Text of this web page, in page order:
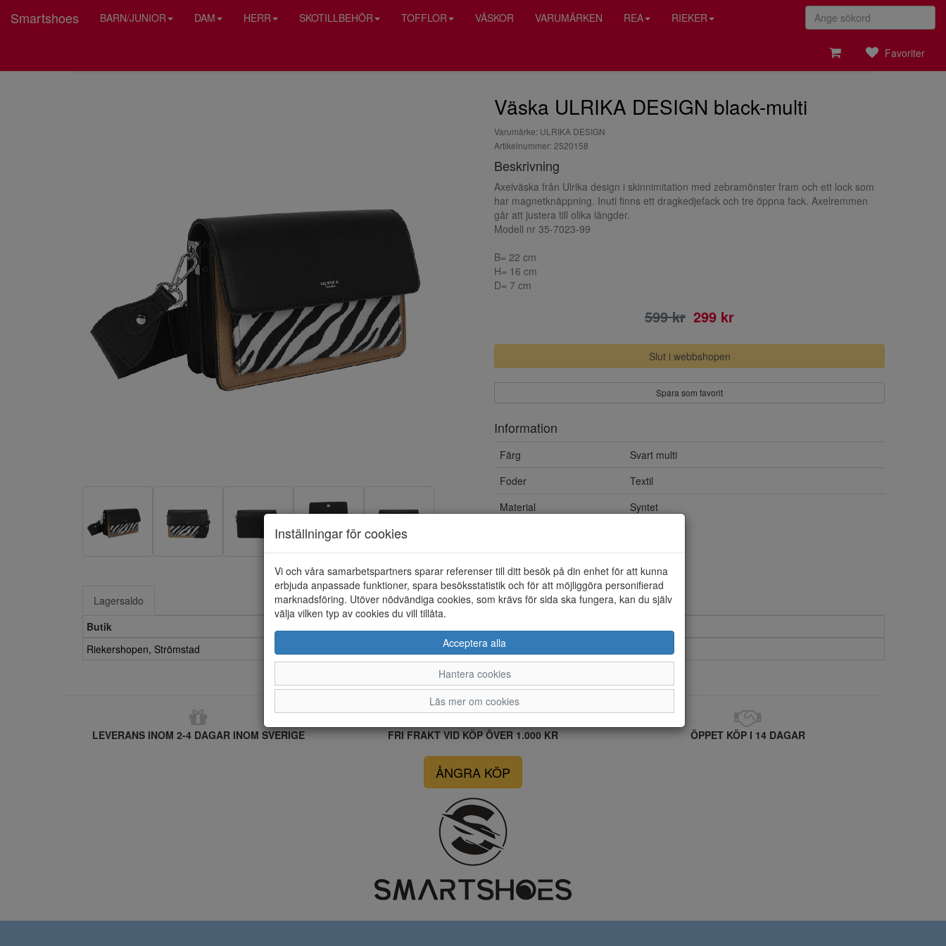
Smartshoes BARN/JUNIOR DAM HERR SKOTILLBEHÖR TOFFLOR VÄSKOR VARUMÄRKEN REA RIEKER
Favoriter
Väska ULRIKA DESIGN black-multi
Varumärke: ULRIKA DESIGN
Artikelnummer: 2520158
Beskrivning
Axelväska från Ulrika design i skinnimitation med zebramönster fram och ett lock som
har magnetknäppning. Inuti finns ett dragkedjefack och tre öppna fack. Axelremmen
går att justera till olika längder.
Modell nr 35-7023-99
B= 22 cm
H= 16 cm
D= 7 cm
599 kr 299 kr
Slut i webbshopen
Spara som favorit
Information
Färg
Svart multi
Foder
Textil
Material
Syntet
Lagersaldo
Butik
Riekershopen, Strömstad
LEVERANS INOM 2-4 DAGAR INOM SVERIGE FRI FRAKT VID KÖP ÖVER 1.000 KR ÖPPET KÖP I 14 DAGAR
ÅNGRA KÖP
Inställningar för cookies
Vi och våra samarbetspartners sparar referenser till ditt besök på din enhet för att kunna
erbjuda anpassade funktioner, spara besöksstatistik och för att möjliggöra personifierad
marknadsföring. Utöver nödvändiga cookies, som krävs för sida ska fungera, kan du själv
välja vilken typ av cookies du vill tillåta.
Acceptera alla
Hantera cookies
Läs mer om cookies